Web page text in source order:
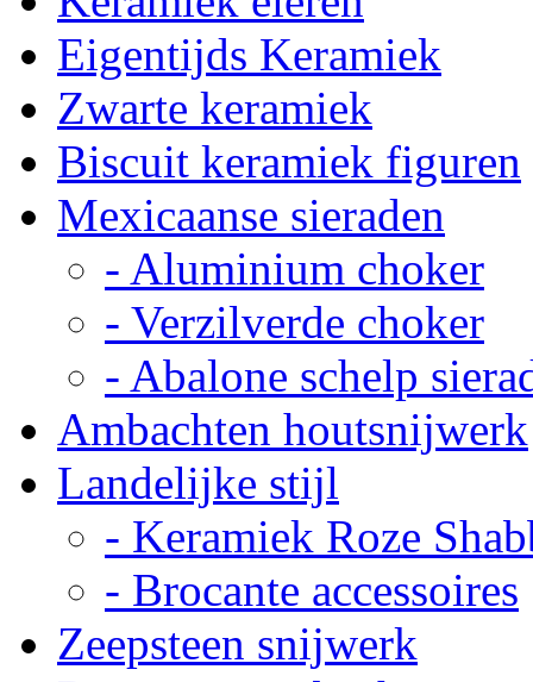
Eigentijds Keramiek
Zwarte keramiek
Biscuit keramiek figuren
Mexicaanse sieraden
- Aluminium choker
- Verzilverde choker
- Abalone schelp
Ambachten houtsnijwerk
Landelijke stijl
- Keramiek Roze
- Brocante accessoires
Zeepsteen snijwerk